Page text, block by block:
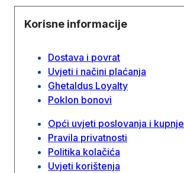
Korisne informacije
Dostava i povrat
Uvjeti i načini plaćanja
Ghetaldus Loyalty
Poklon bonovi
Opći uvjeti poslovanja i kupnje
Pravila privatnosti
Politika kolačića
Uvjeti korištenja